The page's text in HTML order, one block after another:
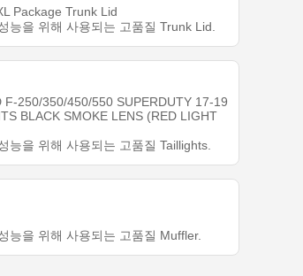
Package Trunk Lid
능을 위해 사용되는 고품질 Trunk Lid.
250/350/450/550 SUPERDUTY 17-19
BLACK SMOKE LENS (RED LIGHT
능을 위해 사용되는 고품질 Taillights.
능을 위해 사용되는 고품질 Muffler.